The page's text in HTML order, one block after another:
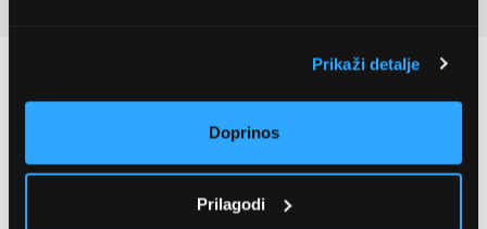
Prikaži detalje
Doprinos
Prilagodi
Preporučujemo za vas